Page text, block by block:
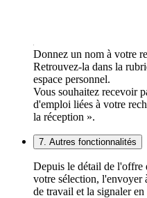
Donnez un nom à votre
Retrouvez-la dans la
espace personnel.
Vous souhaitez recevoir
d'emploi liées à votre
la réception ».
7. Autres fonctionnalités
Depuis le détail de l'offre
votre sélection, l'envoyer
de travail et la signaler